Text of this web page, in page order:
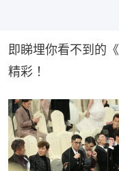
即睇埋你看不到的
精彩！